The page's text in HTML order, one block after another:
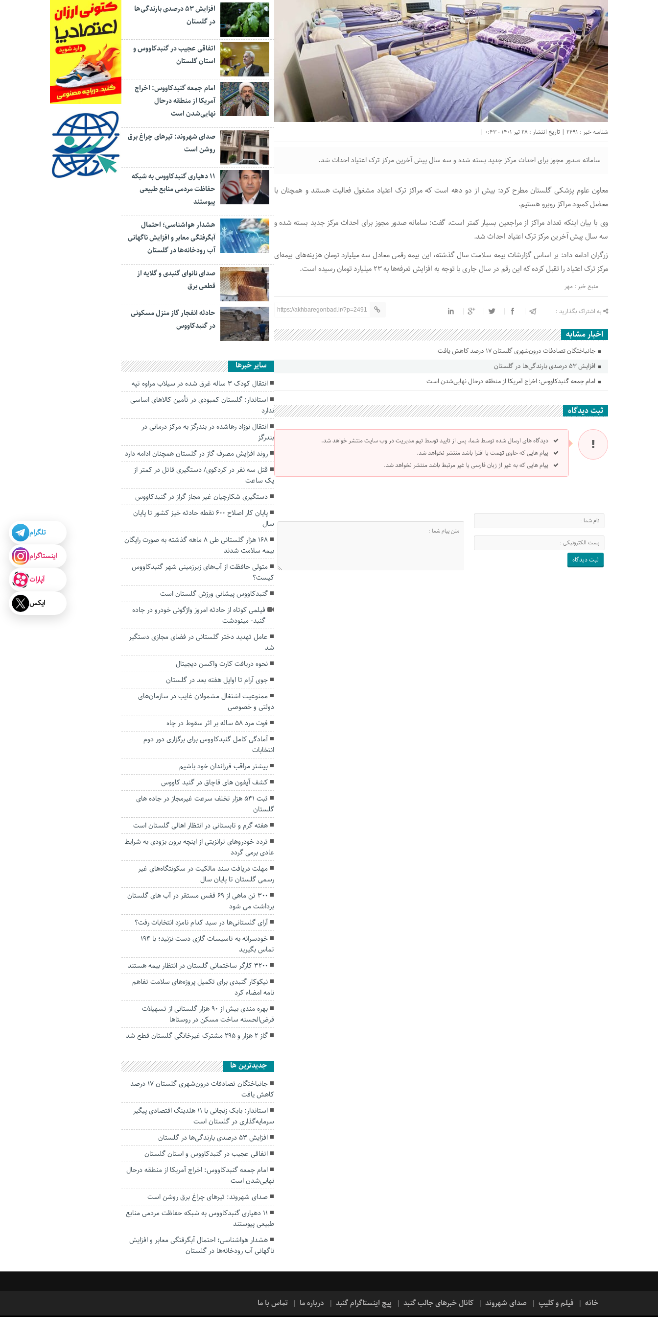
شناسه خبر : 2491 | تاریخ انتشار : 28 تیر 1401 - 0:43 |
سامانه صدور مجوز برای احداث مرکز جدید بسته شده و سه سال پیش آخرین مرکز ترک اعتیاد احداث شد.
معاون علوم پزشکی گلستان مطرح کرد:‌ بیش از دو دهه است که مراکز ترک اعتیاد مشغول فعالیت هستند و همچنان با
معضل کمبود مراکز روبرو هستیم.
وی با بیان اینکه تعداد مراکز از مراجعین بسیار کمتر است، گفت: سامانه صدور مجوز برای احداث مرکز جدید بسته شده و
سه سال پیش آخرین مرکز ترک اعتیاد احداث شد.
زرگران ادامه داد: بر اساس گزارشات بیمه سلامت سال گذشته، این بیمه رقمی معادل سه میلیارد تومان هزینه‌های بیمه‌ای
مرکز ترک اعتیاد را تقبل کرده که این رقم در سال جاری با توجه به افزایش تعرفه‌ها به ۲۳ میلیارد تومان رسیده است.
منبع خبر : مهر
به اشتراک بگذارید : https://akhbaregonbad.ir/?p=2491
اخبار مشابه
جانباختگان تصادفات درون‌شهری گلستان ۱۷ درصد کاهش یافت
افزایش ۵۳ درصدی بارندگی‌ها در گلستان
امام جمعه گنبدکاووس: اخراج آمریکا از منطقه درحال نهایی‌شدن است
ثبت دیدگاه
دیدگاه های ارسال شده توسط شما، پس از تایید توسط تیم مدیریت در وب سایت منتشر خواهد شد.
پیام هایی که حاوی تهمت یا افترا باشد منتشر نخواهد شد.
پیام هایی که به غیر از زبان فارسی یا غیر مرتبط باشد منتشر نخواهد شد.
افزایش ۵۳ درصدی بارندگی‌ها
در گلستان
اتفاقی عجیب در‌ گنبدکاووس و
استان گلستان
امام جمعه گنبدکاووس: اخراج
آمریکا از منطقه درحال
نهایی‌شدن است
صدای شهروند: تیرهای چراغ برق
روشن است
۱۱ دهیاری گنبدکاووس به شبکه
حفاظت مردمی منابع طبیعی
پیوستند
هشدار هواشناسی؛ احتمال
آبگرفتگی معابر و افزایش ناگهانی
آب رودخانه‌ها در گلستان
صدای نانوای گنبدی و گلایه از
قطعی برق
حادثه انفجار گاز منزل مسکونی
در گنبدکاووس
سایر خبرها
انتقال کودک ۳ ساله غرق شده در سیلاب مراوه تپه
استاندار: گلستان کمبودی در تأمین کالاهای اساسی
ندارد
انتقال نوزاد رهاشده در بندرگز به مرکز درمانی در
بندرگز
روند افزایش مصرف گاز در گلستان همچنان ادامه دارد
قتل سه نفر در کردکوی/ دستگیری قاتل در کمتر از
یک ساعت
دستگیری شکارچیان غیر مجاز گراز در گنبدکاووس
پایان کار اصلاح ۶۰۰ نقطه حادثه خیز کشور تا پایان
سال
۱۶۸ هزار گلستانی طی ۸ ماهه گذشته به صورت رایگان
بیمه سلامت شدند
متولی حافظت از آب‌های زیرزمینی شهر گنبدکاووس
کیست؟
گنبدکاووس پیشانی ورزش گلستان است
فیلمی کوتاه از حادثه امروز واژگونی خودرو در جاده
گنبد- مینودشت
عامل تهدید دختر گلستانی در فضای مجازی دستگیر
شد
نحوه دریافت کارت واکسن دیجیتال
جوی آرام تا اوایل هفته بعد در گلستان
ممنوعیت اشتغال مشمولان غایب در سازمان‌های
دولتی و خصوصی
فوت مرد ۵۸ ساله بر اثر سقوط در چاه
آمادگی کامل گنبدکاووس برای برگزاری دور دوم
انتخابات
بیشتر مراقب فرزاندان خود باشیم
کشف آیفون های قاچاق در گنبد کاووس
ثبت ۵۴۱ هزار تخلف سرعت غیرمجاز در جاده های
گلستان
هفته گرم و تابستانی در انتظار اهالی گلستان است
تردد خودروهای ترانزیتی از اینچه برون بزودی به شرایط
عادی برمی گردد
مهلت دریافت سند مالکیت در سکونتگاه‌های غیر
رسمی گلستان تا پایان سال
۳۰۰ تن ماهی از ۶۹ قفس مستقر در آب های گلستان
برداشت می شود
آرای گلستانی‌ها در سبد کدام نامزد انتخابات رفت؟
خودسرانه به تاسیسات گازی دست نزنید؛ با ۱۹۴
تماس بگیرید
۳۲۰۰ کارگر ساختمانی گلستان در انتظار بیمه هستند
نیکوکار گنبدی برای تکمیل پروژه‌های سلامت تفاهم
نامه امضاء کرد
بهره مندی بیش از ۹۰ هزار گلستانی از تسهیلات
قرض‌الحسنه ساخت مسکن در روستا‌ها
گاز ۲ هزار و ۲۹۵ مشترک غیرخانگی گلستان قطع شد
جديدترين ها
جانباختگان تصادفات درون‌شهری گلستان ۱۷ درصد
کاهش یافت
استاندار: بابک زنجانی با ۱۱ هلدینگ اقتصادی پیگیر
سرمایه‌گذاری در گلستان است
افزایش ۵۳ درصدی بارندگی‌ها در گلستان
اتفاقی عجیب در‌ گنبدکاووس و استان گلستان
امام جمعه گنبدکاووس: اخراج آمریکا از منطقه درحال
نهایی‌شدن است
صدای شهروند: تیرهای چراغ برق روشن است
۱۱ دهیاری گنبدکاووس به شبکه حفاظت مردمی منابع
طبیعی پیوستند
هشدار هواشناسی؛ احتمال آبگرفتگی معابر و افزایش
ناگهانی آب رودخانه‌ها در گلستان
خانه فیلم و کلیپ صدای شهروند کانال خبرهای جالب گنبد پیج اینستاگرام گنبد درباره ما تماس با ما
تلگرام
اینستاگرام
آپارات
ایکس